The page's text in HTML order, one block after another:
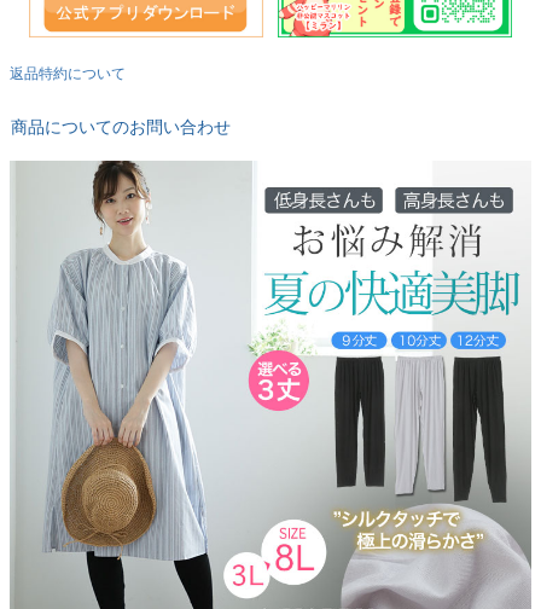
返品特約について
商品についてのお問い合わせ